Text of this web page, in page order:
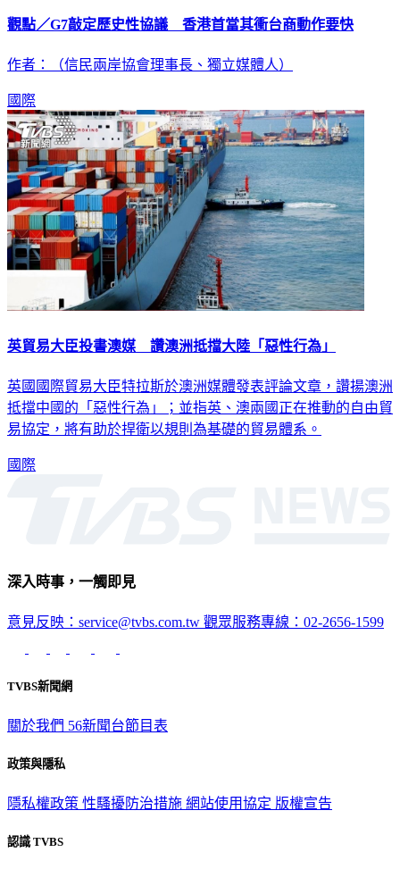
觀點／G7敲定歷史性協議 香港首當其衝台商動作要快
作者：（信民兩岸協會理事長、獨立媒體人）
國際
英貿易大臣投書澳媒 讚澳洲抵擋大陸「惡性行為」
英國國際貿易大臣特拉斯於澳洲媒體發表評論文章，讚揚澳洲
抵擋中國的「惡性行為」；並指英、澳兩國正在推動的自由貿
易協定，將有助於捍衛以規則為基礎的貿易體系。
國際
深入時事，一觸即見
意見反映：service@tvbs.com.tw 觀眾服務專線：02-2656-1599
TVBS新聞網
關於我們 56新聞台節目表
政策與隱私
隱私權政策 性騷擾防治措施 網站使用協定 版權宣告
認識 TVBS